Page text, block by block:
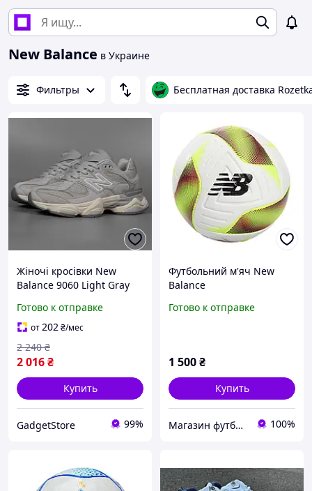
New Balance в Украине
Фильтры Бесплатная доставка
Жіночі кросівки New
Balance 9060 Light Gray
Готово к отправке
от202₴/мес
2 016₴
2 240 ₴
Купить
GadgetStore 99%
Футбольний м'яч New
Balance
Готово к отправке
1 500₴
Купить
Магазин футбольной атрибутики SPORTSLABELS 100%